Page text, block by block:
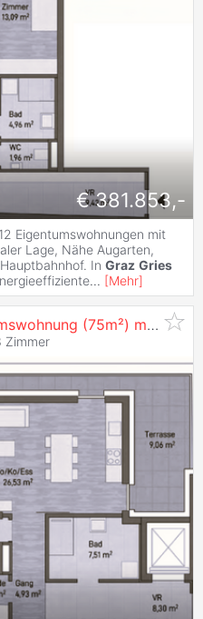
€ 381.853,-
Eigentumswohnungen mit
Lage, Nähe Augarten,
Hauptbahnhof. In Graz Gries
... [Mehr]
Neubau: Exklusive Eigentumswohnung (75m²) mit Terrassen in zentraler Lage in
Zimmer